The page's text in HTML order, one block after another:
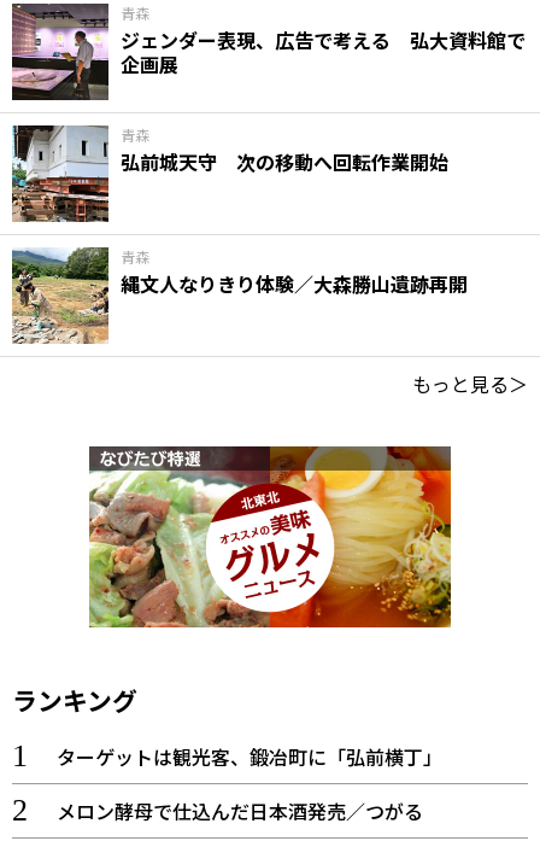
青森
ジェンダー表現、広告で考える 弘大資料館で
企画展
青森
弘前城天守 次の移動へ回転作業開始
青森
縄文人なりきり体験／大森勝山遺跡再開
もっと見る＞
ランキング
ターゲットは観光客、鍛冶町に「弘前横丁」
メロン酵母で仕込んだ日本酒発売／つがる